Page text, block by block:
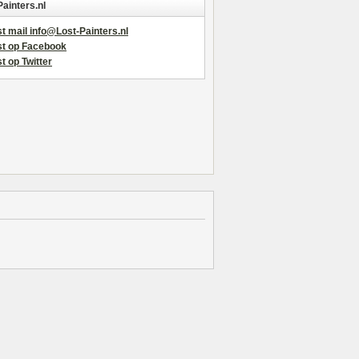
mail info@Lost-Painters.nl
op Facebook
op Twitter